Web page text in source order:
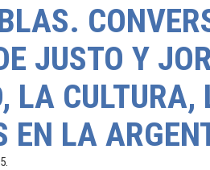
JUSTO Y
LA
EN LA